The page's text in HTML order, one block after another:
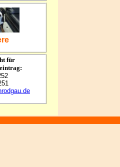
für